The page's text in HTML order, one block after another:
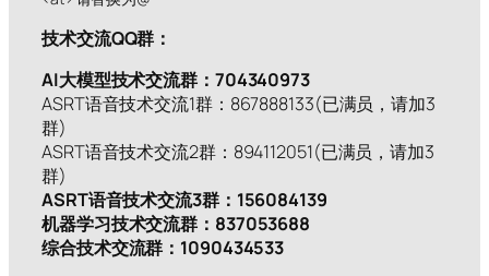
技术交流QQ群：
AI大模型技术交流群：704340973
ASRT语音技术交流1群：867888133(已满员，请加3
群)
ASRT语音技术交流2群：894112051(已满员，请加3
群)
ASRT语音技术交流3群：156084139
机器学习技术交流群：837053688
综合技术交流群：1090434533